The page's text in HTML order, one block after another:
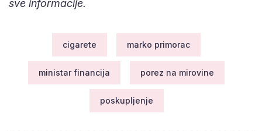
sve informacije.
cigarete marko primorac
ministar financija porez na mirovine
poskupljenje